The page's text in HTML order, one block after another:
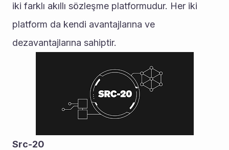
iki farklı akıllı sözleşme platformudur. Her iki
platform da kendi avantajlarına ve
dezavantajlarına sahiptir.
Src-20